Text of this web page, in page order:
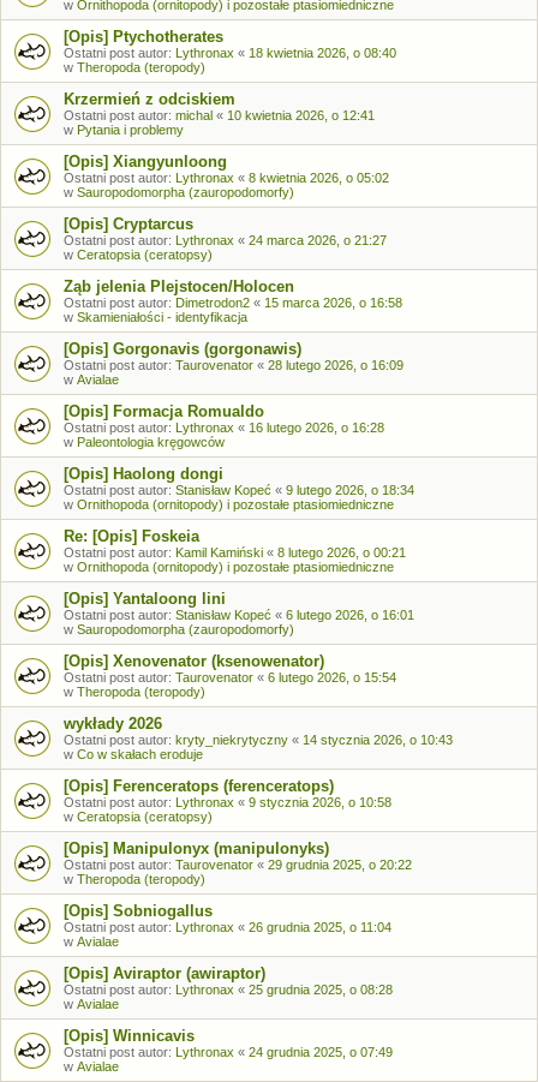
w Ornithopoda (ornitopody) i pozostałe ptasiomiedniczne
[Opis] Ptychotherates
Ostatni post autor: Lythronax « 18 kwietnia 2026, o 08:40
w Theropoda (teropody)
Krzermień z odciskiem
Ostatni post autor: michal « 10 kwietnia 2026, o 12:41
w Pytania i problemy
[Opis] Xiangyunloong
Ostatni post autor: Lythronax « 8 kwietnia 2026, o 05:02
w Sauropodomorpha (zauropodomorfy)
[Opis] Cryptarcus
Ostatni post autor: Lythronax « 24 marca 2026, o 21:27
w Ceratopsia (ceratopsy)
Ząb jelenia Plejstocen/Holocen
Ostatni post autor: Dimetrodon2 « 15 marca 2026, o 16:58
w Skamieniałości - identyfikacja
[Opis] Gorgonavis (gorgonawis)
Ostatni post autor: Taurovenator « 28 lutego 2026, o 16:09
w Avialae
[Opis] Formacja Romualdo
Ostatni post autor: Lythronax « 16 lutego 2026, o 16:28
w Paleontologia kręgowców
[Opis] Haolong dongi
Ostatni post autor: Stanisław Kopeć « 9 lutego 2026, o 18:34
w Ornithopoda (ornitopody) i pozostałe ptasiomiedniczne
Re: [Opis] Foskeia
Ostatni post autor: Kamil Kamiński « 8 lutego 2026, o 00:21
w Ornithopoda (ornitopody) i pozostałe ptasiomiedniczne
[Opis] Yantaloong lini
Ostatni post autor: Stanisław Kopeć « 6 lutego 2026, o 16:01
w Sauropodomorpha (zauropodomorfy)
[Opis] Xenovenator (ksenowenator)
Ostatni post autor: Taurovenator « 6 lutego 2026, o 15:54
w Theropoda (teropody)
wykłady 2026
Ostatni post autor: kryty_niekrytyczny « 14 stycznia 2026, o 10:43
w Co w skałach eroduje
[Opis] Ferenceratops (ferenceratops)
Ostatni post autor: Lythronax « 9 stycznia 2026, o 10:58
w Ceratopsia (ceratopsy)
[Opis] Manipulonyx (manipulonyks)
Ostatni post autor: Taurovenator « 29 grudnia 2025, o 20:22
w Theropoda (teropody)
[Opis] Sobniogallus
Ostatni post autor: Lythronax « 26 grudnia 2025, o 11:04
w Avialae
[Opis] Aviraptor (awiraptor)
Ostatni post autor: Lythronax « 25 grudnia 2025, o 08:28
w Avialae
[Opis] Winnicavis
Ostatni post autor: Lythronax « 24 grudnia 2025, o 07:49
w Avialae